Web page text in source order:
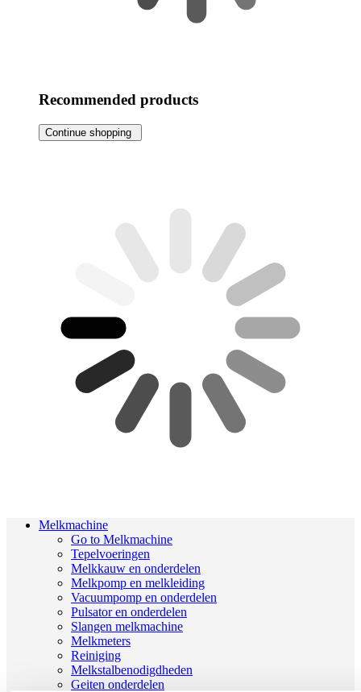
Recommended products
Continue shopping
Melkmachine
Go to Melkmachine
Tepelvoeringen
Melkkauw en onderdelen
Melkpomp en melkleiding
Vacuumpomp en onderdelen
Pulsator en onderdelen
Slangen melkmachine
Melkmeters
Reiniging
Melkstalbenodigdheden
Geiten onderdelen